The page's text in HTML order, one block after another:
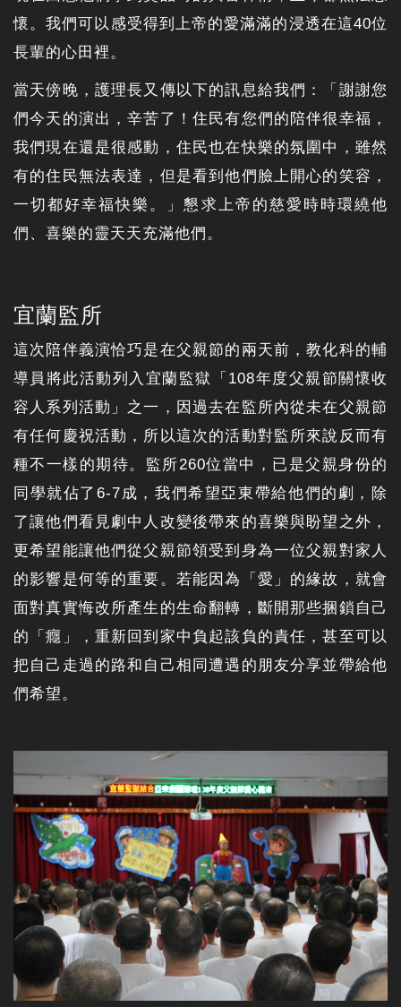
懷。我們可以感受得到上帝的愛滿滿的浸透在這40位
長輩的心田裡。
當天傍晚，護理長又傳以下的訊息給我們：「謝謝您
們今天的演出，辛苦了！住民有您們的陪伴很幸福，
我們現在還是很感動，住民也在快樂的氛圍中，雖然
有的住民無法表達，但是看到他們臉上開心的笑容，
一切都好幸福快樂。」懇求上帝的慈愛時時環繞他
們、喜樂的靈天天充滿他們。
宜蘭監所
這次陪伴義演恰巧是在父親節的兩天前，教化科的輔
導員將此活動列入宜蘭監獄「108年度父親節關懷收
容人系列活動」之一，因過去在監所內從未在父親節
有任何慶祝活動，所以這次的活動對監所來說反而有
種不一樣的期待。監所260位當中，已是父親身份的
同學就佔了6-7成，我們希望亞東帶給他們的劇，除
了讓他們看見劇中人改變後帶來的喜樂與盼望之外，
更希望能讓他們從父親節領受到身為一位父親對家人
的影響是何等的重要。若能因為「愛」的緣故，就會
面對真實悔改所產生的生命翻轉，斷開那些捆鎖自己
的「癮」，重新回到家中負起該負的責任，甚至可以
把自己走過的路和自己相同遭遇的朋友分享並帶給他
們希望。